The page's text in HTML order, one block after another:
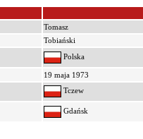
Tomasz
Tobiański
Polska
19 maja 1973
Tczew
Gdańsk